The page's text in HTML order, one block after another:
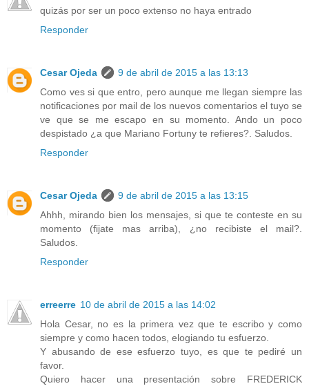
quizás por ser un poco extenso no haya entrado
Responder
Cesar Ojeda
9 de abril de 2015 a las 13:13
Como ves si que entro, pero aunque me llegan siempre las
notificaciones por mail de los nuevos comentarios el tuyo se
ve que se me escapo en su momento. Ando un poco
despistado ¿a que Mariano Fortuny te refieres?. Saludos.
Responder
Cesar Ojeda
9 de abril de 2015 a las 13:15
Ahhh, mirando bien los mensajes, si que te conteste en su
momento (fijate mas arriba), ¿no recibiste el mail?.
Saludos.
Responder
erreerre 10 de abril de 2015 a las 14:02
Hola Cesar, no es la primera vez que te escribo y como
siempre y como hacen todos, elogiando tu esfuerzo.
Y abusando de ese esfuerzo tuyo, es que te pediré un
favor.
Quiero hacer una presentación sobre FREDERICK